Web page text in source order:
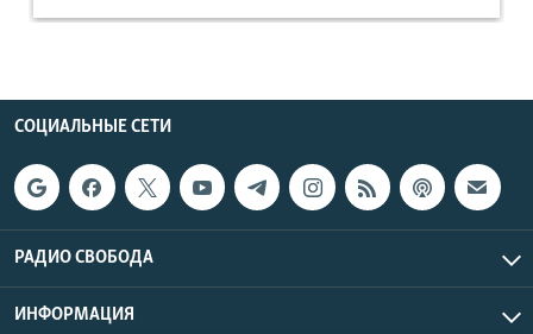
СОЦИАЛЬНЫЕ СЕТИ
РАДИО СВОБОДА
ИНФОРМАЦИЯ